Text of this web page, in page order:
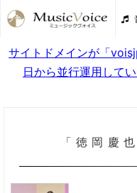
サイトドメインが「
日から並行運用して
「徳岡慶